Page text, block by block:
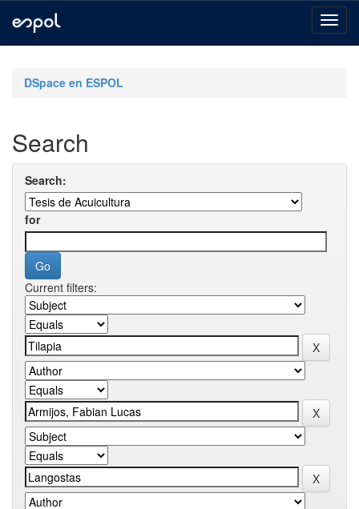
navigationDSpace en ESPOL
Search
Search:
for
Current filters: